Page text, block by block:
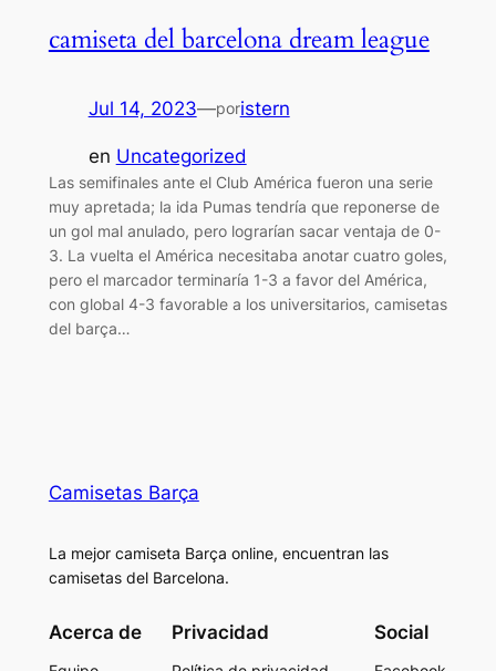
camiseta del barcelona dream league
Jul 14, 2023—poristern
en Uncategorized
Las semifinales ante el Club América fueron una serie
muy apretada; la ida Pumas tendría que reponerse de
un gol mal anulado, pero lograrían sacar ventaja de 0-
3. La vuelta el América necesitaba anotar cuatro goles,
pero el marcador terminaría 1-3 a favor del América,
con global 4-3 favorable a los universitarios, camisetas
del barça…
Camisetas Barça
La mejor camiseta Barça online, encuentran las
camisetas del Barcelona.
Acerca de Privacidad Social